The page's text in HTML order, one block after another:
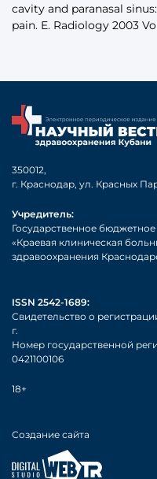
cavity and paranasal
pain. E. Radiology 2003
350012,
г. Краснодар, ул. Красных
Учредитель:
Государственное
«Краевая клиническая
здравоохранения
ISSN 2542-1689:
Свидетельство о
г.
Номер государственной
0421100106
18+
Создание сайта